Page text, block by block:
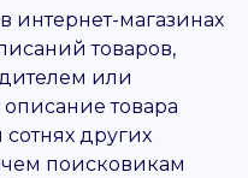
интернет-магазинах
товаров,
или
товара
сотнях других
поисковикам